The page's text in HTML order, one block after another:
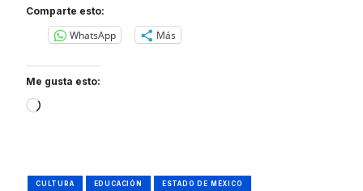
Comparte esto:
WhatsApp Más
Me gusta esto:
Loading…
CULTURA EDUCACIÓN ESTADO DE MÉXICO